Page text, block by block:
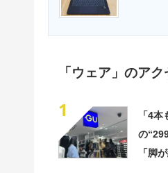
「ウェア」のア
1
「4
の
「脚